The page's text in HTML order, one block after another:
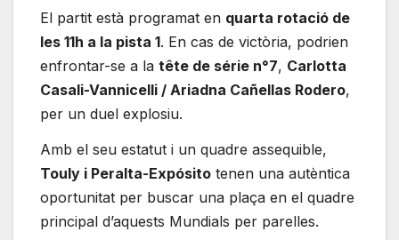
El partit està programat en quarta rotació de
les 11h a la pista 1. En cas de victòria, podrien
enfrontar-se a la tête de série n°7, Carlotta
Casali-Vannicelli / Ariadna Cañellas Rodero,
per un duel explosiu.
Amb el seu estatut i un quadre assequible,
Touly i Peralta-Expósito tenen una autèntica
oportunitat per buscar una plaça en el quadre
principal d’aquests Mundials per parelles.